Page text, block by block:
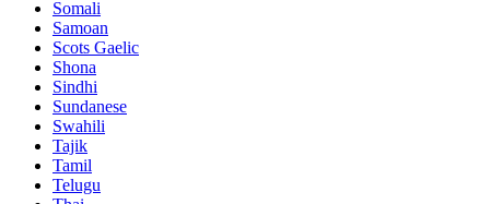
Somali
Samoan
Scots Gaelic
Shona
Sindhi
Sundanese
Swahili
Tajik
Tamil
Telugu